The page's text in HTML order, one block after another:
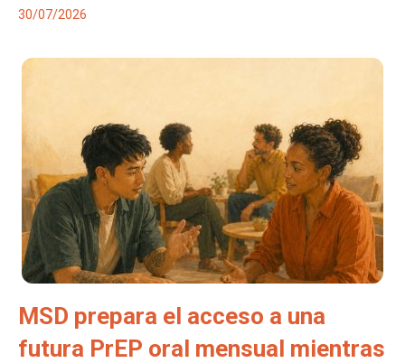
30/07/2026
MSD prepara el acceso a una
futura PrEP oral mensual mientras